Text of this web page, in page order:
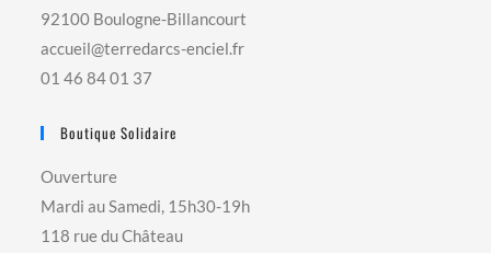
92100 Boulogne-Billancourt
accueil@terredarcs-enciel.fr
01 46 84 01 37
Boutique Solidaire
Ouverture
Mardi au Samedi, 15h30-19h
118 rue du Château